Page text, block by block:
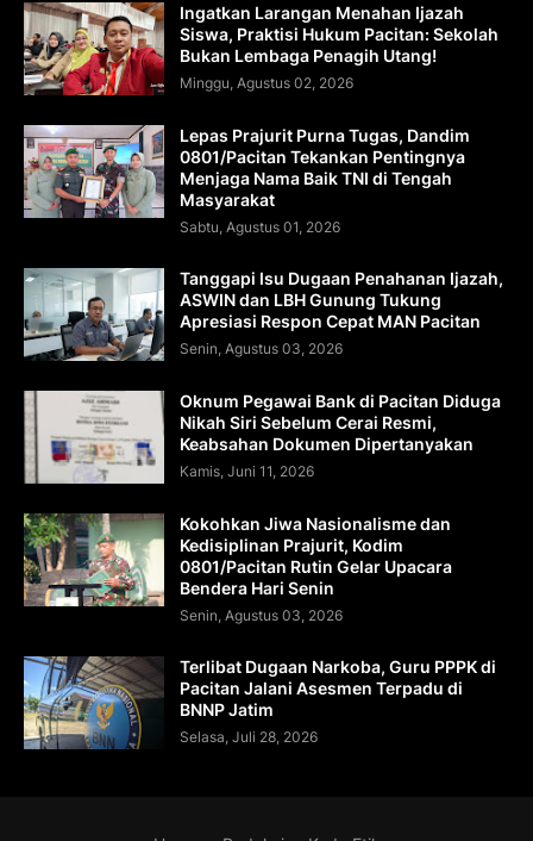
Ingatkan Larangan Menahan Ijazah
Siswa, Praktisi Hukum Pacitan: Sekolah
Bukan Lembaga Penagih Utang!
Minggu, Agustus 02, 2026
Lepas Prajurit Purna Tugas, Dandim
0801/Pacitan Tekankan Pentingnya
Menjaga Nama Baik TNI di Tengah
Masyarakat
Sabtu, Agustus 01, 2026
Tanggapi Isu Dugaan Penahanan Ijazah,
ASWIN dan LBH Gunung Tukung
Apresiasi Respon Cepat MAN Pacitan
Senin, Agustus 03, 2026
Oknum Pegawai Bank di Pacitan Diduga
Nikah Siri Sebelum Cerai Resmi,
Keabsahan Dokumen Dipertanyakan
Kamis, Juni 11, 2026
Kokohkan Jiwa Nasionalisme dan
Kedisiplinan Prajurit, Kodim
0801/Pacitan Rutin Gelar Upacara
Bendera Hari Senin
Senin, Agustus 03, 2026
Terlibat Dugaan Narkoba, Guru PPPK di
Pacitan Jalani Asesmen Terpadu di
BNNP Jatim
Selasa, Juli 28, 2026